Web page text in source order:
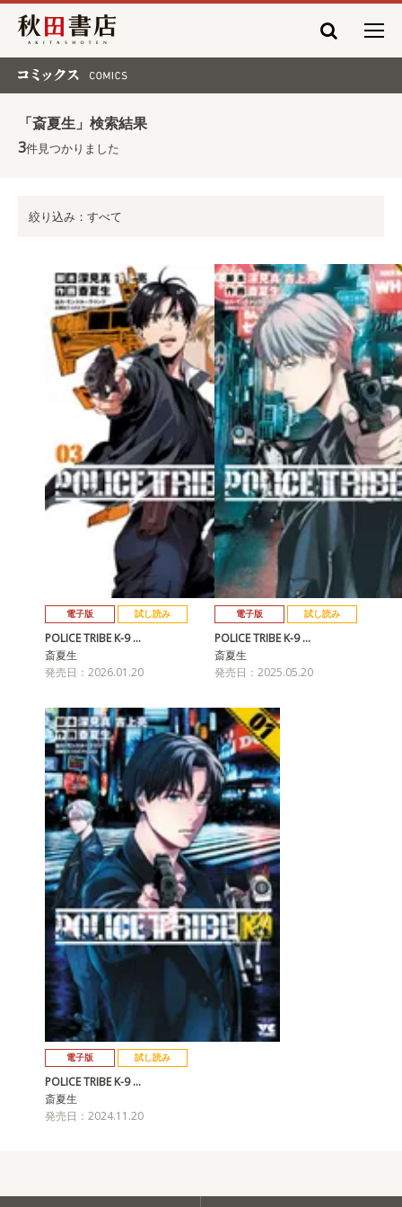
秋田書店
「斎夏生」検索結果
3件見つかりました
絞り込み：すべて
電子版 試し読み
POLICE TRIBE K-9 …
斎夏生
発売日：2026.01.20
電子版 試し読み
POLICE TRIBE K-9 …
斎夏生
発売日：2025.05.20
電子版 試し読み
POLICE TRIBE K-9 …
斎夏生
発売日：2024.11.20